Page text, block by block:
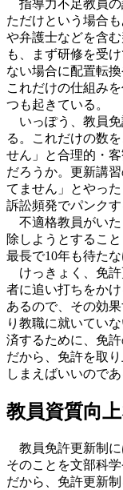
指導力不足教員の
ただけという場合
や弁護士などを含
も、まず研修を受
ない場合に配置転
これだけの仕組み
つも起きている。
いっぽう、教員免
る。これだけの数
せん」と合理的・
だろうか。更新講
てません」とやっ
訴訟頻発でパンクす
不適格教員がいた
除しようとするこ
最長で10年も待た
けっきょく、免許
者に追い打ちをか
あるので、その効
り教職に就いてい
済するために、免
だから、免許を取
しまえばいいのであ
教員資質向
教員免許更新制に
そのことを文部科
だから、免許更新